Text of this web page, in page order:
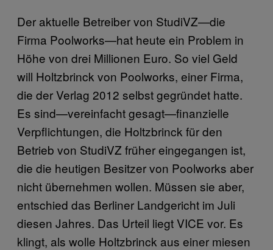
Der aktuelle Betreiber von StudiVZ—die
Firma Poolworks—hat heute ein Problem in
Höhe von drei Millionen Euro. So viel Geld
will Holtzbrinck von Poolworks, einer Firma,
die der Verlag 2012 selbst gegründet hatte.
Es sind—vereinfacht gesagt—finanzielle
Verpflichtungen, die Holtzbrinck für den
Betrieb von StudiVZ früher eingegangen ist,
die die heutigen Besitzer von Poolworks aber
nicht übernehmen wollen. Müssen sie aber,
entschied das Berliner Landgericht im Juli
diesen Jahres. Das Urteil liegt VICE vor. Es
klingt, als wolle Holtzbrinck aus einer miesen